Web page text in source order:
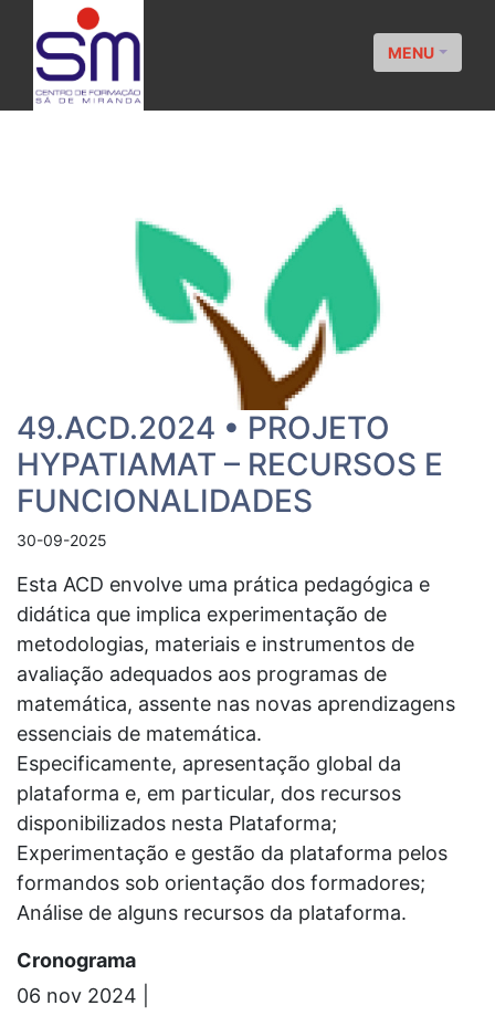
MENU
49.ACD.2024 • PROJETO
HYPATIAMAT – RECURSOS E
FUNCIONALIDADES
30-09-2025
Esta ACD envolve uma prática pedagógica e
didática que implica experimentação de
metodologias, materiais e instrumentos de
avaliação adequados aos programas de
matemática, assente nas novas aprendizagens
essenciais de matemática.
Especificamente, apresentação global da
plataforma e, em particular, dos recursos
disponibilizados nesta Plataforma;
Experimentação e gestão da plataforma pelos
formandos sob orientação dos formadores;
Análise de alguns recursos da plataforma.
Cronograma
06 nov 2024 |